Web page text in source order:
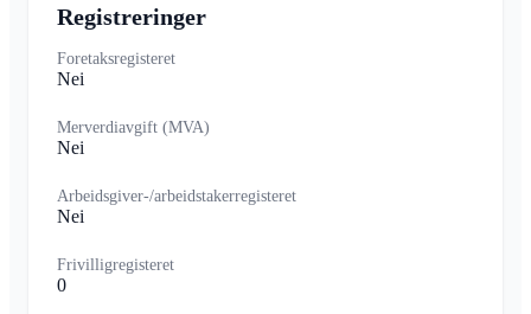
Registreringer
Foretaksregisteret
Nei
Merverdiavgift (MVA)
Nei
Arbeidsgiver-/arbeidstakerregisteret
Nei
Frivilligregisteret
0